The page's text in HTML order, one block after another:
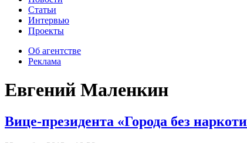
Статьи
Интервью
Проекты
Об агентстве
Реклама
Евгений Маленкин
Вице-президента «Города без